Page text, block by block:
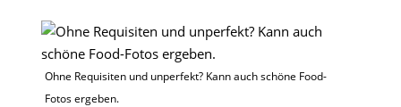
Ohne Requisiten und unperfekt? Kann auch schöne Food-
Fotos ergeben.